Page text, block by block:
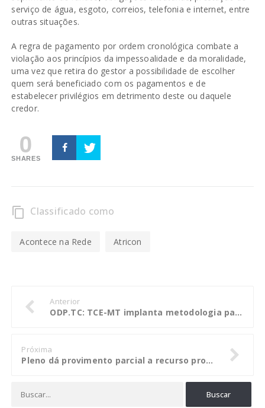
serviço de água, esgoto, correios, telefonia e internet, entre
outras situações.
A regra de pagamento por ordem cronológica combate a
violação aos princípios da impessoalidade e da moralidade,
uma vez que retira do gestor a possibilidade de escolher
quem será beneficiado com os pagamentos e de
estabelecer privilégios em detrimento deste ou daquele
credor.
0
SHARES
content_copy Classificado como
Acontece na Rede Atricon
Anterior
ODP.TC: TCE-MT implanta metodologia para fomentar auditoria dos gastos públicos
Próxima
Pleno dá provimento parcial a recurso proposto por ex-secretário da Seduc